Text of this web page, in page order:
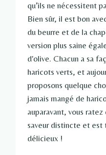
qu’ils ne nécessitent
Bien sûr, il est bon
du beurre et de la
version plus saine
d'olive. Chacun a sa
haricots verts, et
proposons quelque
jamais mangé de
auparavant, vous
saveur distincte et
délicieux !